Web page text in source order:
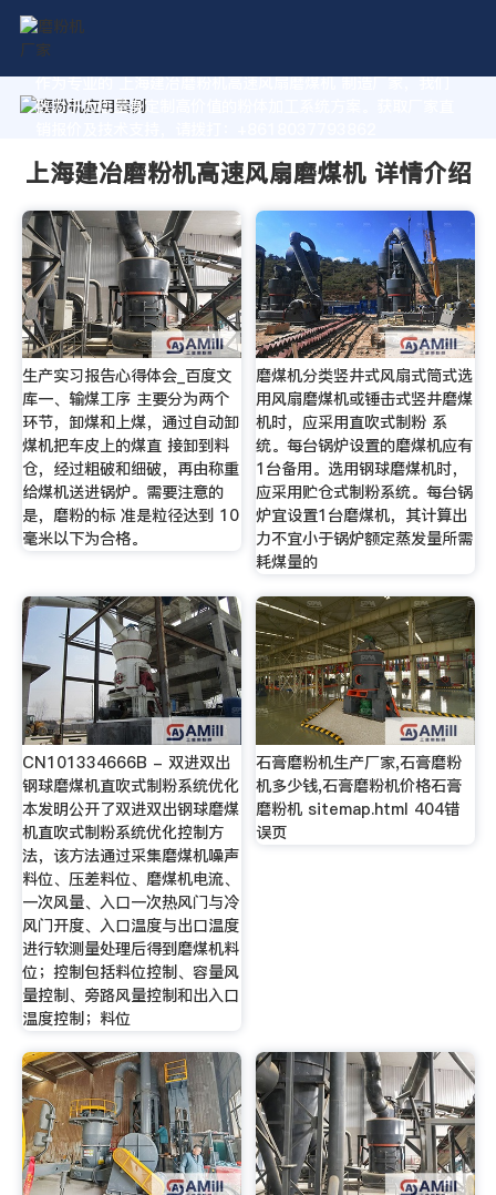
作为专业的 上海建冶磨粉机高速风扇磨煤机 制造厂家，我们
致力于为您量身定制高价值的粉体加工系统方案。获取厂家直
上海建冶磨粉机高速风扇磨煤机 详情介绍
生产实习报告心得体会_百度文
库一、输煤工序 主要分为两个
环节，卸煤和上煤，通过自动卸
煤机把车皮上的煤直 接卸到料
仓，经过粗破和细破，再由称重
给煤机送进锅炉。需要注意的
是，磨粉的标 准是粒径达到 10
毫米以下为合格。
磨煤机分类竖井式风扇式筒式选
用风扇磨煤机或锤击式竖井磨煤
机时，应采用直吹式制粉 系
统。每台锅炉设置的磨煤机应有
1台备用。选用钢球磨煤机时，
应采用贮仓式制粉系统。每台锅
炉宜设置1台磨煤机，其计算出
力不宜小于锅炉额定蒸发量所需
耗煤量的
CN101334666B - 双进双出
钢球磨煤机直吹式制粉系统优化
本发明公开了双进双出钢球磨煤
机直吹式制粉系统优化控制方
法，该方法通过采集磨煤机噪声
料位、压差料位、磨煤机电流、
一次风量、入口一次热风门与冷
风门开度、入口温度与出口温度
进行软测量处理后得到磨煤机料
位；控制包括料位控制、容量风
量控制、旁路风量控制和出入口
温度控制；料位
石膏磨粉机生产厂家,石膏磨粉
机多少钱,石膏磨粉机价格石膏
磨粉机 sitemap.html 404错
误页